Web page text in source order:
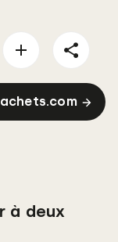
à deux